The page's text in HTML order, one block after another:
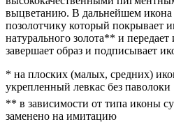
выцветанию. В дальнейшем икона
позолотчику который покрывает
натурального золота** и
завершает образ и подписывает
* на плоских (малых, средних)
укрепленный левкас без паволоки
** в зависимости от типа иконы
заменено на имитацию